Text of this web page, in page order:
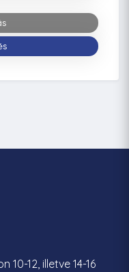
12, illetve 14-16